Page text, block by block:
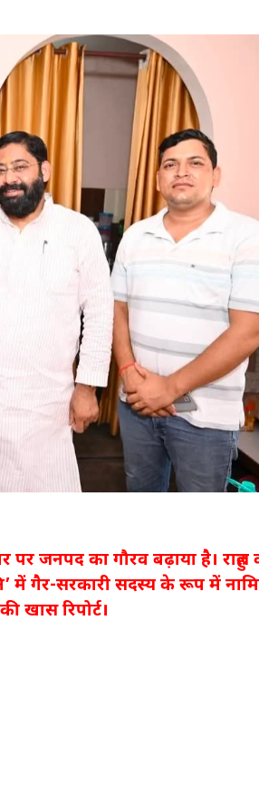
पर जनपद का गौरव बढ़ाया है।
में गैर-सरकारी सदस्य के रूप में
खास रिपोर्ट।